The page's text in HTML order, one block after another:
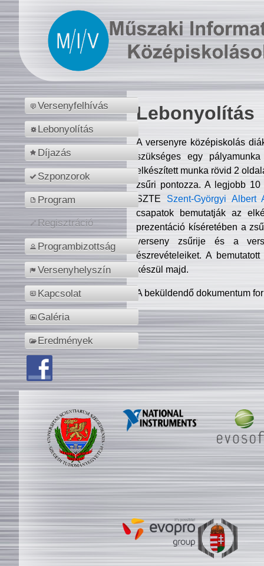
Versenyfelhívás
Lebonyolítás
Díjazás
Szponzorok
Program
Regisztráció
Programbizottság
Versenyhelyszín
Kapcsolat
Galéria
Eredmények
Lebonyolítás
A versenyre középiskolás
szükséges egy
elkészített munka rövid 2
zsűri pontozza. A legjobb
SZTE Szent-Györgyi Albert
csapatok bemutatják az
prezentáció kíséretében a
verseny zsűrije és a
észrevételeiket. A
készül majd.
A beküldendő dokumentum